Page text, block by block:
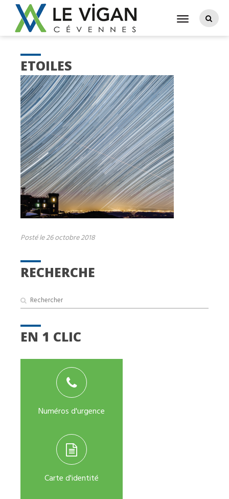
RECHERCHE
EN 1 CLIC
Numéros d'urgence
Carte d'identité
ETOILES
Posté le 26 octobre 2018